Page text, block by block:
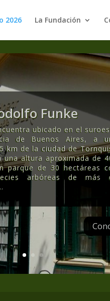
2026 La Fundación
Funke
ubicado en el
de Buenos Aires, a
km de la ciudad de
una altura aproximada de
parque de 30 hectáreas
arbóreas de más
.